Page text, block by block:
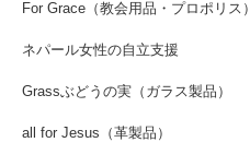
For Grace（教会用品・プロポリス）
ネパール女性の自立支援
Grassぶどうの実（ガラス製品）
all for Jesus（革製品）